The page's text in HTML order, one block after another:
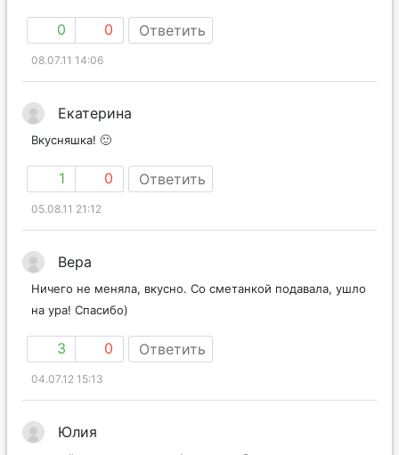
0 0 Ответить
08.07.11 14:06
Екатерина
Вкусняшка! 🙂
1 0 Ответить
05.08.11 21:12
Вера
Ничего не меняла, вкусно. Со сметанкой подавала, ушло
на ура! Спасибо)
3 0 Ответить
04.07.12 15:13
Юлия